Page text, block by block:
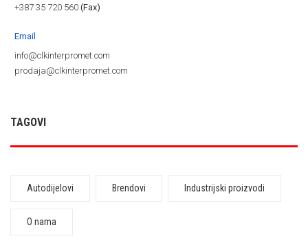
+387 35 720 560 (Fax)
Email
info@clkinterpromet.com
prodaja@clkinterpromet.com
TAGOVI
Autodijelovi Brendovi Industrijski proizvodi
O nama